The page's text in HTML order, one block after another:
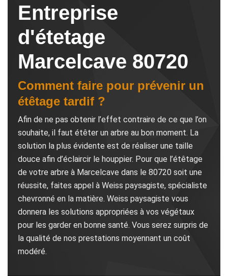
Entreprise
d'étetage
Marcelcave 80720
Comment faire pour prévenir un
étêtage tardif ?
Afin de ne pas obtenir l’effet contraire de ce que l’on
souhaite, il faut étêter un arbre au bon moment. La
solution la plus évidente est de réaliser une taille
douce afin d’éclaircir le houppier. Pour que l’étêtage
de votre arbre à Marcelcave dans le 80720 soit une
réussite, faites appel à Weiss paysagiste, spécialiste
chevronné en la matière. Weiss paysagiste vous
donnera les solutions appropriées à vos végétaux
pour les garder en bonne santé. Vous serez surpris de
la qualité de nos prestations moyennant un coût
modéré.